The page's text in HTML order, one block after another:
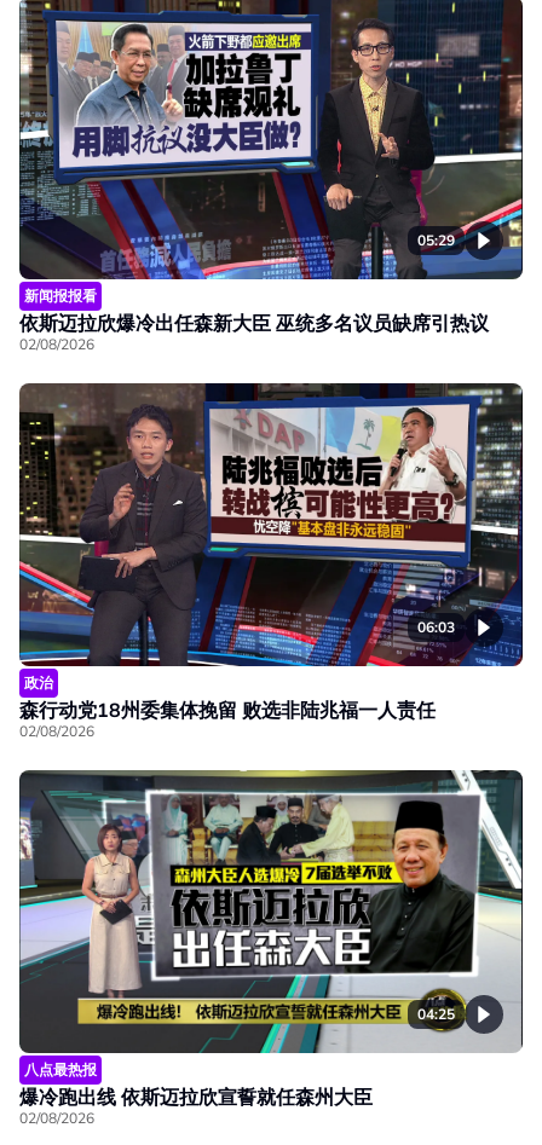
05:29
新闻报报看
依斯迈拉欣爆冷出任森新大臣 巫统多名议员缺席引热议
02/08/2026
06:03
政治
森行动党18州委集体挽留 败选非陆兆福一人责任
02/08/2026
04:25
八点最热报
爆冷跑出线 依斯迈拉欣宣誓就任森州大臣
02/08/2026